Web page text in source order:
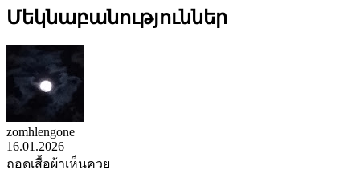
Մեկնաբանություններ
zomhlengone
16.01.2026
ถอดเสื้อผ้าเห็นควย